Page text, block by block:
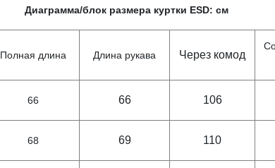
Диаграмма/блок размера куртки ESD: см
Полная длина Длина рукава Через комод
66 66 106
68 69 110